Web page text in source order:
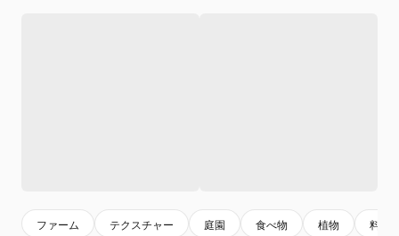
ファーム テクスチャー 庭園 食べ物 植物 料理